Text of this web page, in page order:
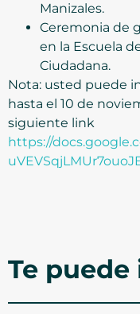
Manizales.
Ceremonia de
en la Escuela
Ciudadana.
Nota: usted puede
hasta el 10 de
siguiente link
https://
Te